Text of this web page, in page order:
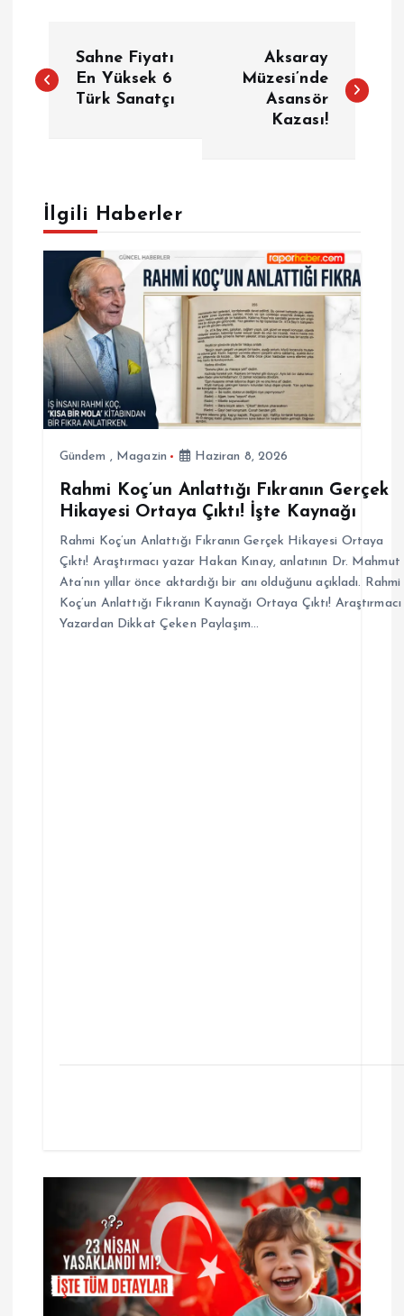
a
g
n
m
Sahne Fiyatı
En Yüksek 6
Türk Sanatçı
Aksaray
Müzesi’nde
Asansör
Kazası!
İlgili Haberler
Gündem , Magazin Haziran 8, 2026
Rahmi Koç’un Anlattığı Fıkranın Gerçek
Hikayesi Ortaya Çıktı! İşte Kaynağı
Rahmi Koç’un Anlattığı Fıkranın Gerçek Hikayesi Ortaya
Çıktı! Araştırmacı yazar Hakan Kınay, anlatının Dr. Mahmut
Ata’nın yıllar önce aktardığı bir anı olduğunu açıkladı. Rahmi
Koç’un Anlattığı Fıkranın Kaynağı Ortaya Çıktı! Araştırmacı
Yazardan Dikkat Çeken Paylaşım…